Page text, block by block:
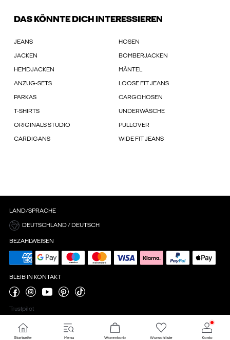
DAS KÖNNTE DICH INTERESSIEREN
JEANS HOSEN
JACKEN BOMBERJACKEN
HEMDJACKEN MÄNTEL
ANZUG-SETS LOOSE FIT JEANS
PARKAS CARGOHOSEN
T-SHIRTS UNDERWÄSCHE
ORIGINALS STUDIO PULLOVER
CARDIGANS WIDE FIT JEANS
LAND/SPRACHE
DEUTSCHLAND / DEUTSCH
BEZAHLWEISEN
BLEIB IN KONTAKT
Trustpilot
Startseite Menu Warenkorb Wunschliste Konto